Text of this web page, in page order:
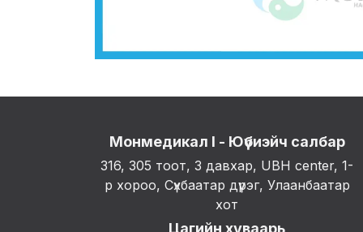
Монмедикал I - Юүбиэйч салбар
316, 305 тоот, 3 давхар, UBH center, 1-
р хороо, Сүхбаатар дүүрэг, Улаанбаатар
хот